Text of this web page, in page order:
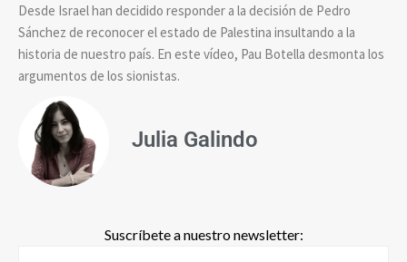
Desde Israel han decidido responder a la decisión de Pedro
Sánchez de reconocer el estado de Palestina insultando a la
historia de nuestro país. En este vídeo, Pau Botella desmonta los
argumentos de los sionistas.
Julia Galindo
Suscríbete a nuestro newsletter: